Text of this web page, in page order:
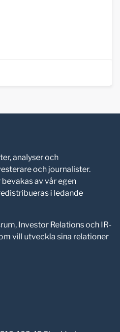
analyser och
och journalister.
av vår egen
i ledande
Investor Relations och IR-
vill utveckla sina relationer